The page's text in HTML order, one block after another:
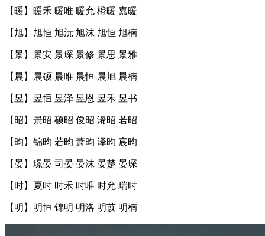
【暖】暖禾 暖唯 暖允 橙暖 嘉暖
【旭】旭恒 旭沅 旭沫 旭恒 旭楠
【景】景安 景琛 景修 景思 景雅
【晨】晨硕 晨唯 晨恒 晨旭 晨楠
【昱】昱恒 昱泽 昱恩 昱禾 昱书
【昭】景昭 硕昭 俊昭 浠昭 若昭
【昀】锦昀 若昀 萧昀 泽昀 宸昀
【晏】璟晏 司晏 晏沫 晏楚 晏琛
【时】夏时 时禾 时唯 时允 瑞时
【明】明恒 锦明 明洛 明苡 明楠